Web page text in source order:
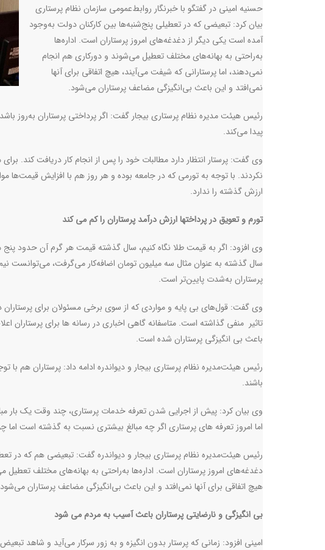
حسنیه امینی در گفتگو با خبرنگار روابط‌عمومی سازمان نظام پرستاری
بیان کرد: تبعیضی که در تعطیلی پنج‌شنبه‌ها بین کارکنان دولت به‌وجود
آمده است یکی دیگر از دغدغه‌های امروز پرستاران است. اداره‌ها
به‌راحتی به بهانه‌های مختلف تعطیل می‌شوند و دورکاری هم انجام
نمی‌دهند، اما پرستارانی که شیفت می‌آیند، هیچ اتفاقی برای آنها
نمی‌افتد و این باعث بی‌انگیزگی مضاعف پرستاران می‌شود.
رئیس هیئت مدیره نظام پرستاری بیجار گفت: اگر پرداختی پرستاران به‌روز
پیدا می‌کند.
وی گفت: پرستار انتظار دارد مطالبات خود را پس از انجام کار دریافت کند.
نکردند. با توجه به تورمی که در جامعه بوده و هر روز هم با افزایش قیمت‌ها
ارزش گذشته را ندارد.
تورم و تعویق در پرداختها ارزش درآمد پرستاران را کم می کند
سال گذشته به عنوان مثال سه میلیون تومان اضافه‌کار می‌گرفت، می‌توانست نیم
پرستاران به‌شدت پایین‌تر است.
وی گفت: قول‌های بی پایه و مواردی که از سوی برخی مسئولان برای پرستاران
تاثیر منفی گذاشته است. متاسفانه گاهی اخباری در رسانه ها برای پرستاران
باعث بی انگیزگی پرستاران شده است.
رئیس‌ هیئت‌مدیره نظام پرستاری بیجار و دیواندره ادامه داد: پرستاران هم
باشند.
وی بیان کرد: پیش از اجرایی شدن تعرفه خدمات پرستاری، چند وقت یک بار
اما امروز تعرفه های پرستاری اگر چه مبالغ بیشتری نسبت به گذشته است
رئیس‌ هیئت‌مدیره نظام پرستاری بیجار و دیواندره گفت: تبعیضی هم که در
دغدغه‌های امروز پرستاران است. اداره‌ها به‌راحتی به بهانه‌های مختلف
هیچ اتفاقی برای آنها نمی‌افتد و این باعث بی‌انگیزگی مضاعف پرستاران
بی انگیزگی و نارضایتی پرستاران باعث آسیب به مردم می شود
امینی افزود: زمانی که پرستار بدون انگیزه و به زور سرکار می‌آید و شاهد